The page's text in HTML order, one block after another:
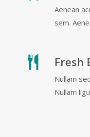
Aenean
sem.
Fresh
Nullam
Nullam